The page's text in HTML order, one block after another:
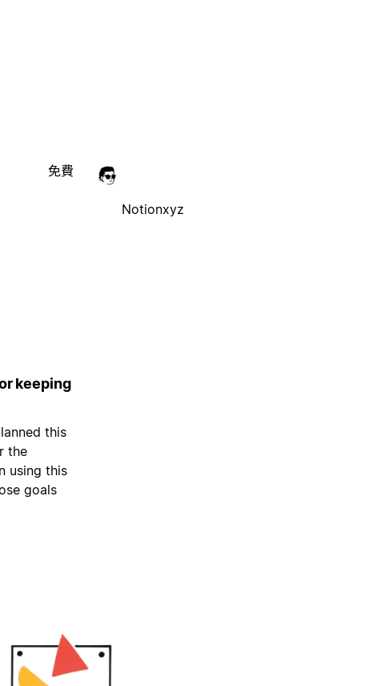
免費
Notionxyz
keeping
this
the
using this
goals